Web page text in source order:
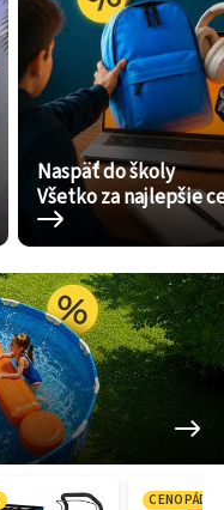
Naspäť do školy
Všetko za najlepšie
CENOPÁD